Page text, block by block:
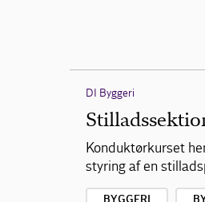
DI Byggeri
Konduktørkurset
styring af en
BYGGERI